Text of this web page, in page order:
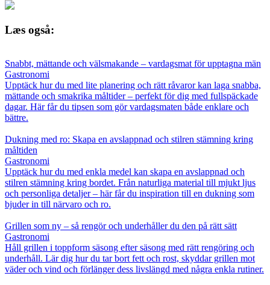
Læs også:
Snabbt, mättande och välsmakande – vardagsmat för upptagna män
Gastronomi
Upptäck hur du med lite planering och rätt råvaror kan laga snabba,
mättande och smakrika måltider – perfekt för dig med fullspäckade
dagar. Här får du tipsen som gör vardagsmaten både enklare och
bättre.
Dukning med ro: Skapa en avslappnad och stilren stämning kring
måltiden
Gastronomi
Upptäck hur du med enkla medel kan skapa en avslappnad och
stilren stämning kring bordet. Från naturliga material till mjukt ljus
och personliga detaljer – här får du inspiration till en dukning som
bjuder in till närvaro och ro.
Grillen som ny – så rengör och underhåller du den på rätt sätt
Gastronomi
Håll grillen i toppform säsong efter säsong med rätt rengöring och
underhåll. Lär dig hur du tar bort fett och rost, skyddar grillen mot
väder och vind och förlänger dess livslängd med några enkla rutiner.